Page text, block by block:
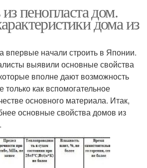
пенопласта дом.
дома из
впервые начали строить в Японии.
выявили основные свойства
вполне дают возможность
только как вспомогательное
основного материала. Итак,
основные свойства домов из